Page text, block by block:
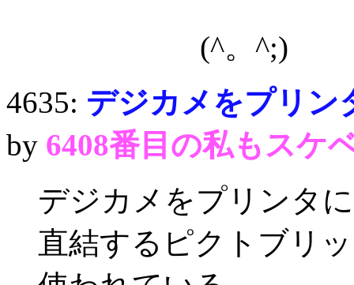
(^。^;)
4635: デジカメをプリン
by 6408番目の私もスケ
デジカメをプリンタに
直結するピクトブリ